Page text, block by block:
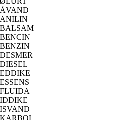
ÅVAND
ANILIN
BALSAM
BENCIN
BENZIN
DESMER
DIESEL
EDDIKE
ESSENS
FLUIDA
IDDIKE
ISVAND
KARBOL